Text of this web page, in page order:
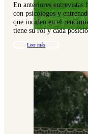
En anteriores entrevistas
con psicólogos y
que inciden en el
tiene su rol y cada
Leer más